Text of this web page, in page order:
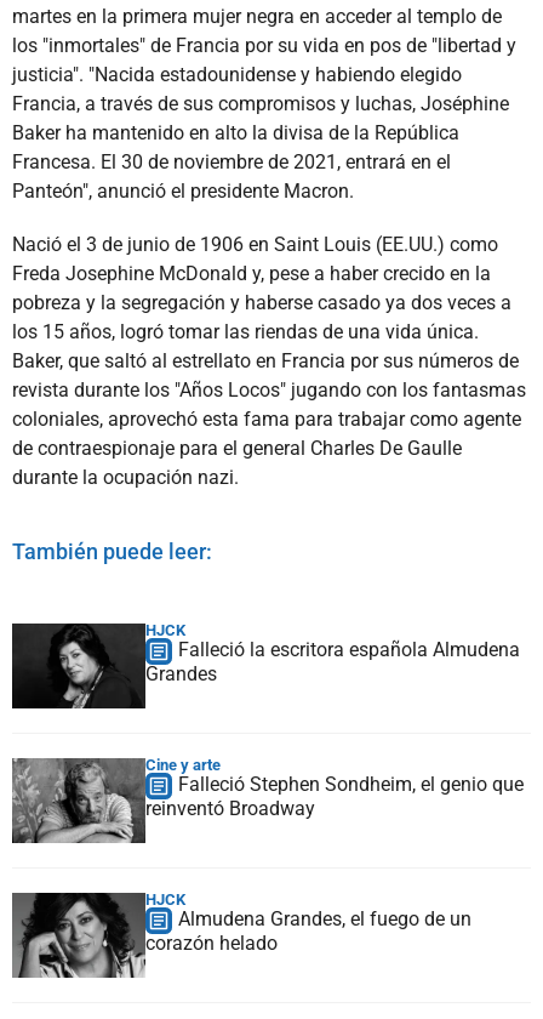
martes en la primera mujer negra en acceder al templo de
los "inmortales" de Francia por su vida en pos de "libertad y
justicia". "Nacida estadounidense y habiendo elegido
Francia, a través de sus compromisos y luchas, Joséphine
Baker ha mantenido en alto la divisa de la República
Francesa. El 30 de noviembre de 2021, entrará en el
Panteón", anunció el presidente Macron.
Nació el 3 de junio de 1906 en Saint Louis (EE.UU.) como
Freda Josephine McDonald y, pese a haber crecido en la
pobreza y la segregación y haberse casado ya dos veces a
los 15 años, logró tomar las riendas de una vida única.
Baker, que saltó al estrellato en Francia por sus números de
revista durante los "Años Locos" jugando con los fantasmas
coloniales, aprovechó esta fama para trabajar como agente
de contraespionaje para el general Charles De Gaulle
durante la ocupación nazi.
También puede leer:
HJCK
Falleció la escritora española Almudena
Grandes
Cine y arte
Falleció Stephen Sondheim, el genio que
reinventó Broadway
HJCK
Almudena Grandes, el fuego de un
corazón helado